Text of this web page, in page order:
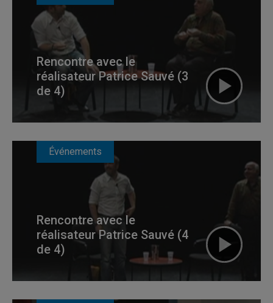
Rencontre avec le
réalisateur Patrice Sauvé (3
de 4)
Événements
Rencontre avec le
réalisateur Patrice Sauvé (4
de 4)